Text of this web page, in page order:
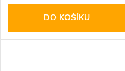
DO KOŠÍKU